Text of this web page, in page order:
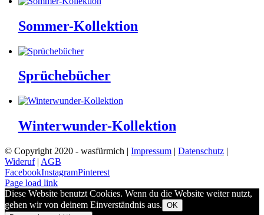
Sommer-Kollektion
Sprüchebücher
Winterwunder-Kollektion
© Copyright 2020 - wasfürmich | Impressum | Datenschutz |
Wideruf| AGB
FacebookInstagramPinterest
Page load link
Diese Website benutzt Cookies. Wenn du die Website weiter nutzt,
gehen wir von deinem Einverständnis aus. OK